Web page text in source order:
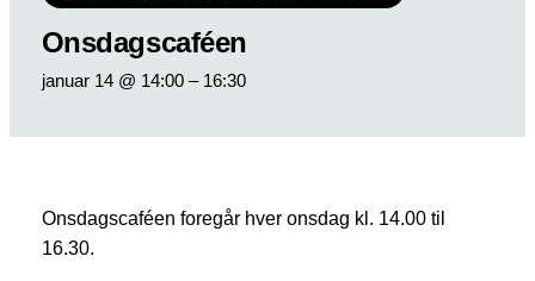
Onsdagscaféen
januar 14 @ 14:00– 16:30
Onsdagscaféen foregår hver onsdag kl. 14.00 til
16.30.